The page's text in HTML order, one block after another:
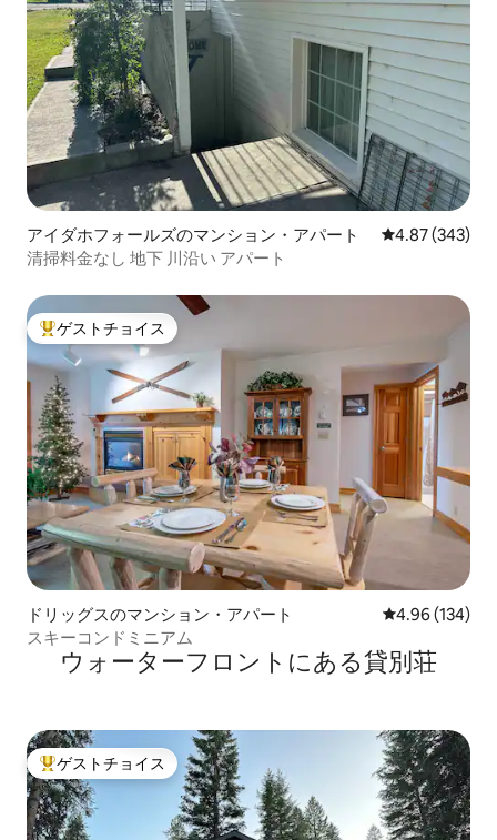
アイダホフォールズのマンション・アパート レビュー343
4.87 (343)
清掃料金なし 地下 川沿い アパート
大好評のゲストチョイスです。
ゲストチョイス
ドリッグスのマンション・アパート レビュー134
4.96 (134)
スキーコンドミニアム
ウォーターフロントにある貸別荘
大好評のゲストチョイスです。
ゲストチョイス